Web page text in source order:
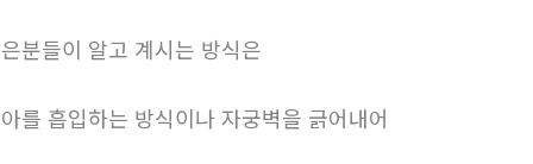
분들이 알고 계시는 방식은
를 흡입하는 방식이나 자궁벽을 긁어내어